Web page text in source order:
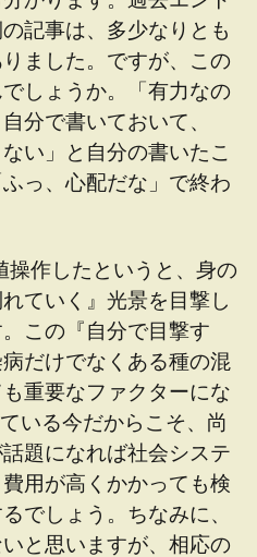
記事は、多少なりとも
ました。ですが、この
しょうか。「有力なの
分で書いておいて、
い」と自分の書いたこ
っ、心配だな」で終わ
操作したというと、身の
ていく』光景を目撃し
この『自分で目撃す
だけでなくある種の混
重要なファクターにな
いる今だからこそ、尚
題になれば社会システ
用が高くかかっても検
でしょう。ちなみに、
と思いますが、相応の